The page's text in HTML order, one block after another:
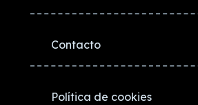
Contacto
Política de cookies